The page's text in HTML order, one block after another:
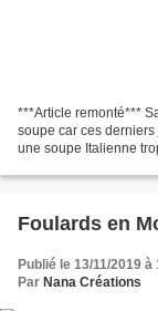
***Article remonté***
soupe car ces
une soupe Italienne
Foulards en
Publié le 13/11/2019 à
Par Nana Créations